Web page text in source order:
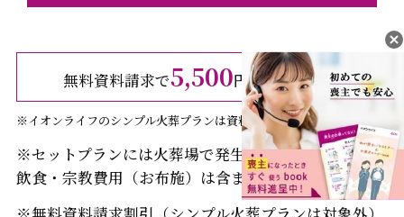
無料資料請求で5,500円（税込）引き
※イオンライフのシンプル火葬プランは資料請求割引の対象外です。
※セットプランには火葬場で発生する費用・返礼品・
飲食・宗教費用（お布施）は含まれておりません